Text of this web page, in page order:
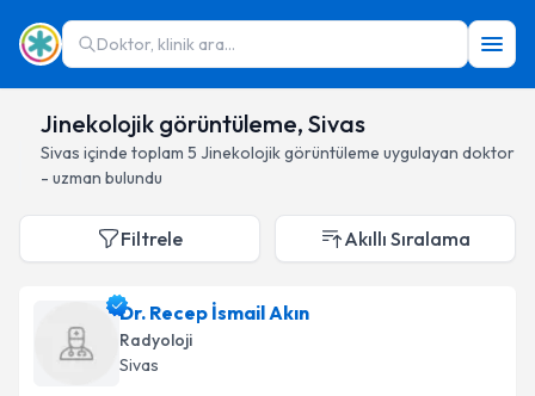
Doktor, klinik ara...
Jinekolojik görüntüleme, Sivas
Sivas içinde toplam 5 Jinekolojik görüntüleme uygulayan doktor
- uzman bulundu
Filtrele Akıllı Sıralama
Dr. Recep İsmail Akın
Radyoloji
Sivas